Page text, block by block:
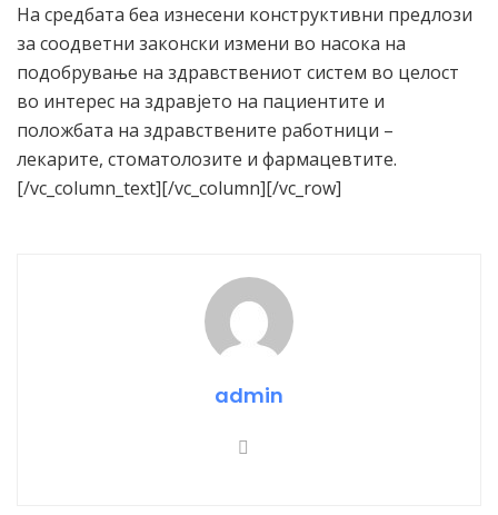
На средбата беа изнесени конструктивни предлози
за соодветни законски измени во насока на
подобрување на здравствениот систем во целост
во интерес на здравјето на пациентите и
положбата на здравствените работници –
лекарите, стоматолозите и фармацевтите.
[/vc_column_text][/vc_column][/vc_row]
admin